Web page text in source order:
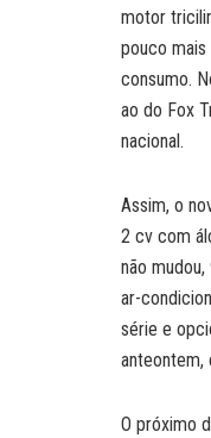
motor
pouco
consumo.
ao do Fox
nacional.
Assim, o
2 cv com
não
ar-
série e
anteontem,
O próximo